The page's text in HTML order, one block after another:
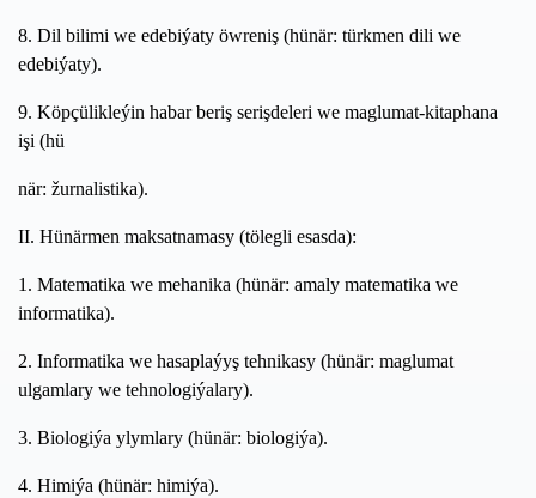
8. Dil bilimi we edebiýaty öwreniş (hünär: türkmen dili we
edebiýaty).
9. Köpçülikleýin habar beriş serişdeleri we maglumat-kitaphana
işi (hü
när: žurnalistika).
II. Hünärmen maksatnamasy (tölegli esasda):
1. Matematika we mehanika (hünär: amaly matematika we
informatika).
2. Informatika we hasaplaýyş tehnikasy (hünär: maglumat
ulgamlary we tehnologiýalary).
3. Biologiýa ylymlary (hünär: biologiýa).
4. Himiýa (hünär: himiýa).